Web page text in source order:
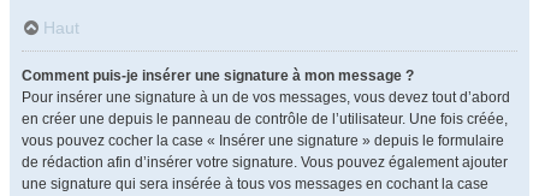
Haut
Comment puis-je insérer une signature à mon message ?
Pour insérer une signature à un de vos messages, vous devez tout d’abord
en créer une depuis le panneau de contrôle de l’utilisateur. Une fois créée,
vous pouvez cocher la case « Insérer une signature » depuis le formulaire
de rédaction afin d’insérer votre signature. Vous pouvez également ajouter
une signature qui sera insérée à tous vos messages en cochant la case